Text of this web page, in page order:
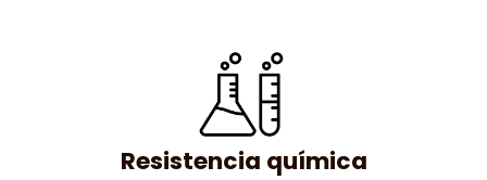
Resistencia química